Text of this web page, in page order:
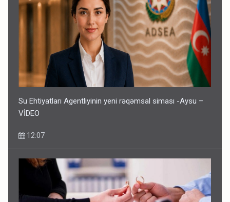
Su Ehtiyatları Agentliyinin yeni rəqəmsal siması -Aysu –
VİDEO
12:07